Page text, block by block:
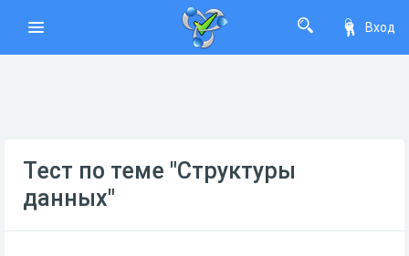
Вход
Тест по теме "Структуры
данных"